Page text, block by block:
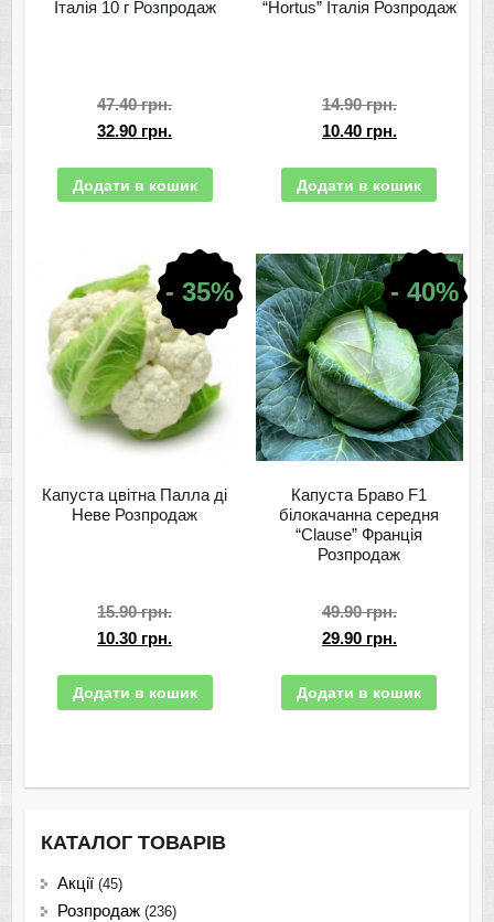
Італія 10 г Розпродаж
47.40грн.
32.90 грн.
Додати в кошик
“Hortus” Італія Розпродаж
14.90грн.
10.40 грн.
Додати в кошик
- 35%
Капуста цвітна Палла ді
Неве Розпродаж
15.90грн.
10.30 грн.
Додати в кошик
- 40%
Капуста Браво F1
білокачанна середня
“Clause” Франція
Розпродаж
49.90грн.
29.90 грн.
Додати в кошик
КАТАЛОГ ТОВАРІВ
Акції (45)
Розпродаж (236)